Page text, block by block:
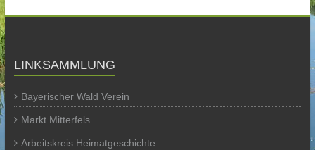
LINKSAMMLUNG
Bayerischer Wald Verein
Markt Mitterfels
Arbeitskreis Heimatgeschichte